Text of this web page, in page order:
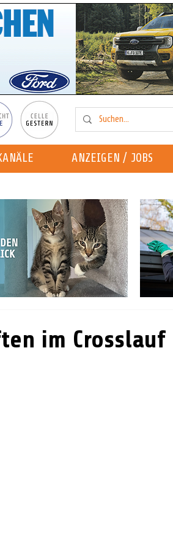
ANZEIGEN / JOBS
im Crosslauf